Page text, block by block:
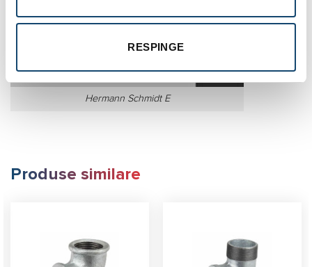
RESPINGE
Hermann Schmidt E
Produse similare